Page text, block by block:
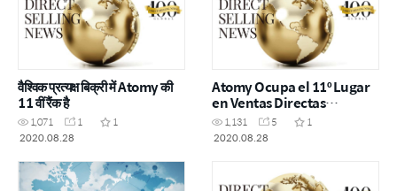
वैश्विक प्रत्यक्ष बिक्री में Atomy की
11 वीं रैंक है
1,071 1
1
2020.08.28
Atomy Ocupa el 11º Lugar
en Ventas Directas
Globales
1,131 5
1
2020.08.28